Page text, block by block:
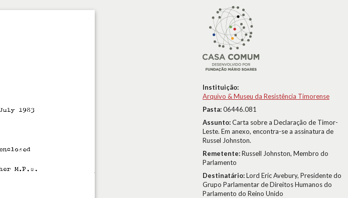
Instituição:
Arquivo & Museu da Resistência Timorense
Pasta:06446.081
Assunto:Carta sobre a Declaração de Timor-
Leste. Em anexo, encontra-se a assinatura de
Russel Johnston.
Remetente:Russell Johnston, Membro do
Parlamento
Destinatário:Lord Eric Avebury, Presidente do
Grupo Parlamentar de Direitos Humanos do
Parlamento do Reino Unido